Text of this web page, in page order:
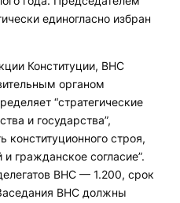
единогласно избран
Конституции, ВНС
органом
“стратегические
и государства”,
конституционного строя,
гражданское согласие”.
ВНС — 1.200, срок
ВНС должны